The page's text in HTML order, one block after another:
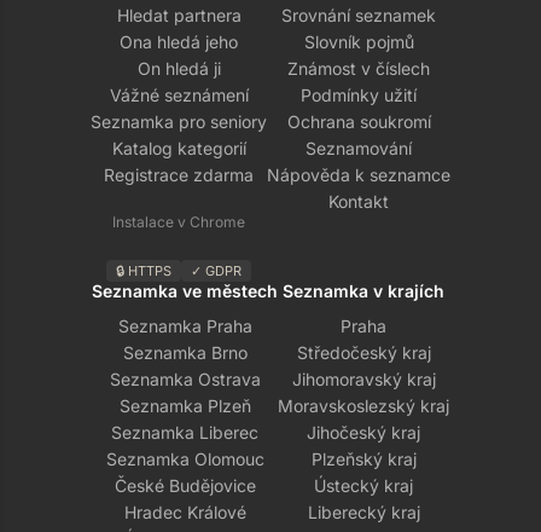
Hledat partnera
Ona hledá jeho
On hledá ji
Vážné seznámení
Seznamka pro seniory
Katalog kategorií
Registrace zdarma
Instalace v Chrome
🔒 HTTPS ✓ GDPR
Srovnání seznamek
Slovník pojmů
Známost v číslech
Podmínky užití
Ochrana soukromí
Seznamování
Nápověda k seznamce
Kontakt
Seznamka ve městech
Seznamka Praha
Seznamka Brno
Seznamka Ostrava
Seznamka Plzeň
Seznamka Liberec
Seznamka Olomouc
České Budějovice
Hradec Králové
Seznamka v krajích
Praha
Středočeský kraj
Jihomoravský kraj
Moravskoslezský kraj
Jihočeský kraj
Plzeňský kraj
Ústecký kraj
Liberecký kraj